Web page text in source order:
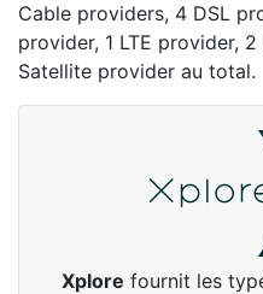
Cable providers, 4 DSL
provider, 1 LTE provider,
Satellite provider au total.
Xplore fournit les